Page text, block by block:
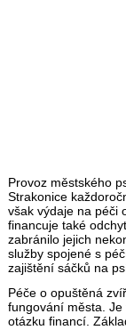
Provoz městského
Strakonice
však výdaje na péči
financuje také
zabránilo jejich
služby spojené s
zajištění sáčků na
Péče o opuštěná
fungování města.
otázku financí.